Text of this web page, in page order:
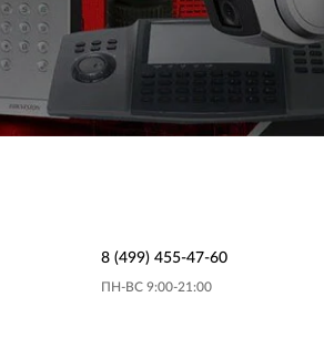
8 (499) 455-47-60
ПН-ВС 9:00-21:00